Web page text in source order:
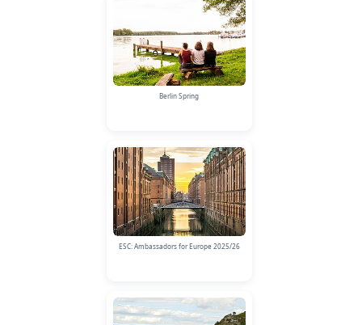
Berlin Spring
ESC: Ambassadors for Europe 2025/26